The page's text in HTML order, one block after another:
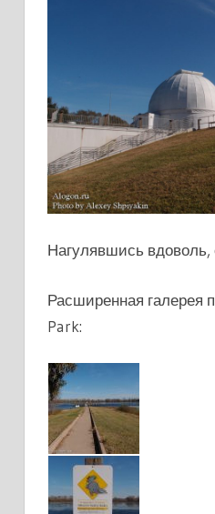
Нагулявшись
Расширенная галерея
Park: